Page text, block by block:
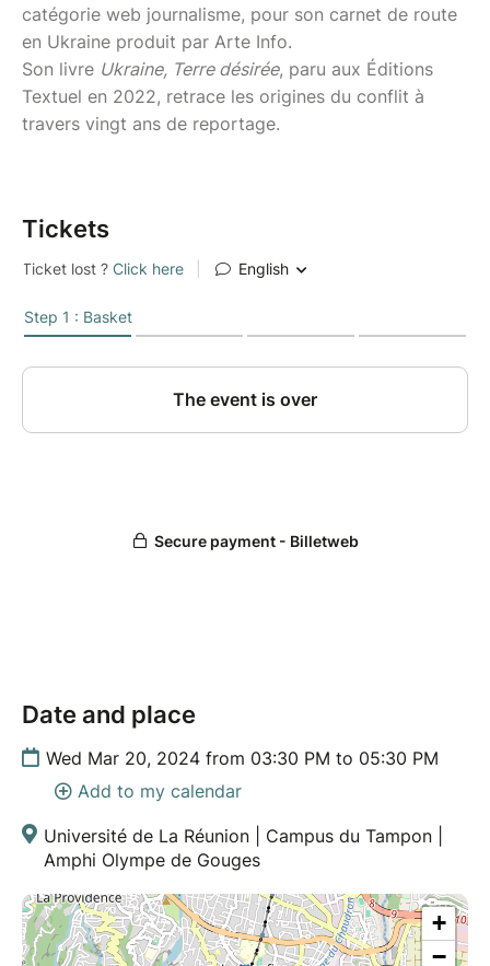
catégorie web journalisme, pour son carnet de route
en Ukraine produit par Arte Info.
Son livre Ukraine, Terre désirée, paru aux Éditions
Textuel en 2022, retrace les origines du conflit à
travers vingt ans de reportage.
Tickets
Date and place
Wed Mar 20, 2024 from 03:30 PM to 05:30 PM
Add to my calendar
Université de La Réunion | Campus du Tampon |
Amphi Olympe de Gouges
+
−